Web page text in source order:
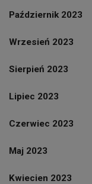
Październik 2023
Wrzesień 2023
Sierpień 2023
Lipiec 2023
Czerwiec 2023
Maj 2023
Kwiecien 2023